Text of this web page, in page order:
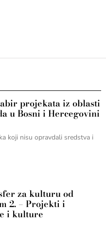
projekata iz oblasti
u Bosni i Hercegovini
koji nisu opravdali sredstva i
za kulturu od
2. – Projekti i
i kulture